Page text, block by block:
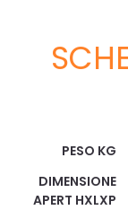
PESO KG
DIMENSIONE
APERT HXLXP